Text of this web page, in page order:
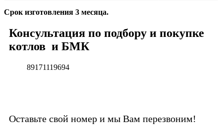
Срок изготовления 3 месяца.
Консультация по подбору и покупке
котлов и БМК
89171119694
Оставьте свой номер и мы Вам перезвоним!